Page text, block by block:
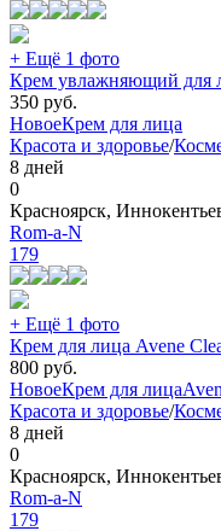
+ Ещё 1 фото
Крем увлажняющий для
350 руб.
НовоеКрем для лица
Красота и здоровье/
8 дней
0
Красноярск,
Rom-a-N
179
+ Ещё 1 фото
Крем для лица Avene
800 руб.
НовоеКрем для лица
Красота и здоровье/
8 дней
0
Красноярск,
Rom-a-N
179